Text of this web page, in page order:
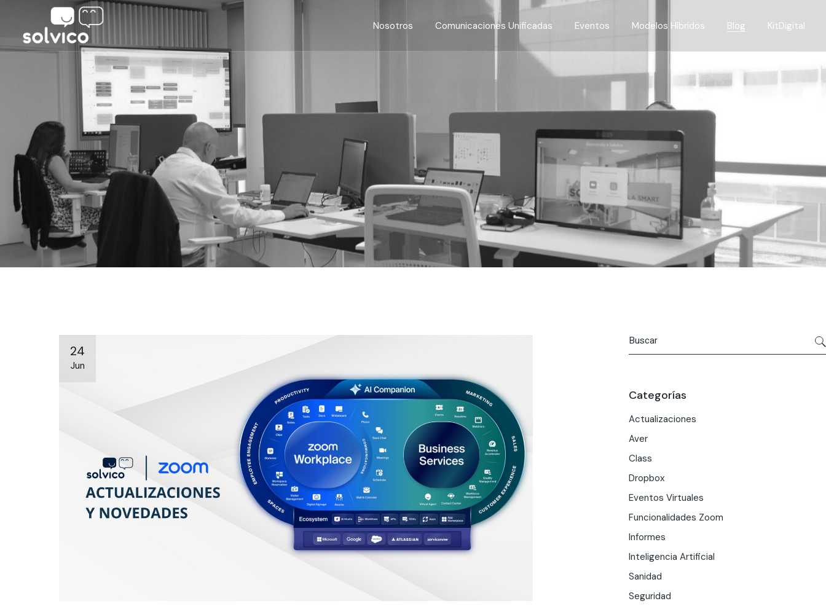
Nosotros Comunicaciones Unificadas Eventos Modelos Híbridos Blog KitDigital
24
Jun
Categorías
Actualizaciones
Aver
Class
Dropbox
Eventos Virtuales
Funcionalidades Zoom
Informes
Inteligencia Artificial
Sanidad
Seguridad